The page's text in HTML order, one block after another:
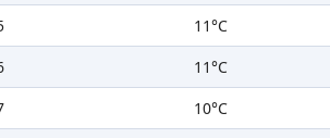
11°C
11°C
10°C